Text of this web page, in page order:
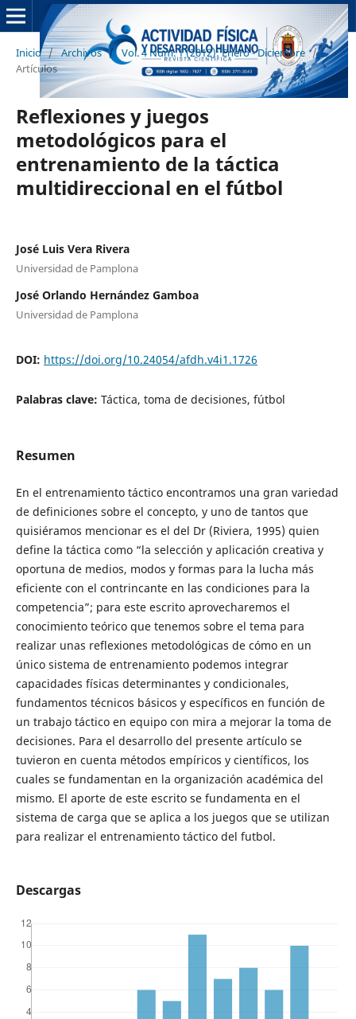
Inicio / Archivos / Vol. 4 Núm. 1 (2012): Enero - Diciembre /
Artículos
Reflexiones y juegos
metodológicos para el
entrenamiento de la táctica
multidireccional en el fútbol
José Luis Vera Rivera
Universidad de Pamplona
José Orlando Hernández Gamboa
Universidad de Pamplona
DOI: https://doi.org/10.24054/afdh.v4i1.1726
Palabras clave: Táctica, toma de decisiones, fútbol
Resumen
En el entrenamiento táctico encontramos una gran variedad
de definiciones sobre el concepto, y uno de tantos que
quisiéramos mencionar es el del Dr (Riviera, 1995) quien
define la táctica como “la selección y aplicación creativa y
oportuna de medios, modos y formas para la lucha más
eficiente con el contrincante en las condiciones para la
competencia”; para este escrito aprovecharemos el
conocimiento teórico que tenemos sobre el tema para
realizar unas reflexiones metodológicas de cómo en un
único sistema de entrenamiento podemos integrar
capacidades físicas determinantes y condicionales,
fundamentos técnicos básicos y específicos en función de
un trabajo táctico en equipo con mira a mejorar la toma de
decisiones. Para el desarrollo del presente artículo se
tuvieron en cuenta métodos empíricos y científicos, los
cuales se fundamentan en la organización académica del
mismo. El aporte de este escrito se fundamenta en el
sistema de carga que se aplica a los juegos que se utilizan
para realizar el entrenamiento táctico del futbol.
Descargas